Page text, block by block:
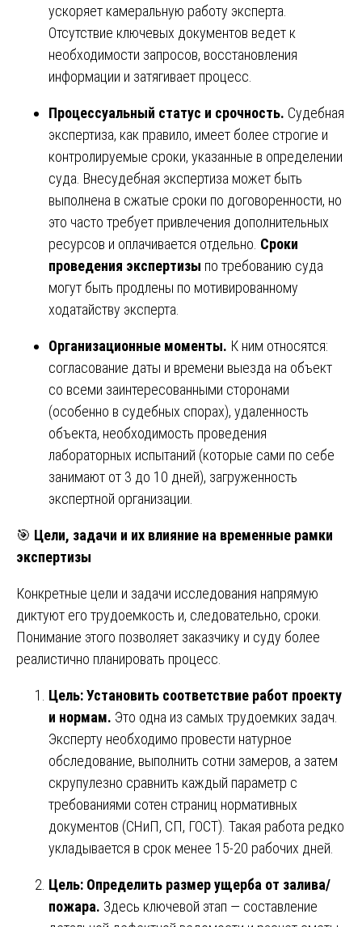
ускоряет камеральную работу эксперта.
Отсутствие ключевых документов ведет к
необходимости запросов, восстановления
информации и затягивает процесс.
Процессуальный статус и срочность. Судебная
экспертиза, как правило, имеет более строгие и
контролируемые сроки, указанные в определении
суда. Внесудебная экспертиза может быть
выполнена в сжатые сроки по договоренности, но
это часто требует привлечения дополнительных
ресурсов и оплачивается отдельно. Сроки
проведения экспертизы по требованию суда
могут быть продлены по мотивированному
ходатайству эксперта.
Организационные моменты. К ним относятся:
согласование даты и времени выезда на объект
со всеми заинтересованными сторонами
(особенно в судебных спорах), удаленность
объекта, необходимость проведения
лабораторных испытаний (которые сами по себе
занимают от 3 до 10 дней), загруженность
экспертной организации.
🎯 Цели, задачи и их влияние на временные рамки
экспертизы
Конкретные цели и задачи исследования напрямую
диктуют его трудоемкость и, следовательно, сроки.
Понимание этого позволяет заказчику и суду более
реалистично планировать процесс.
Цель: Установить соответствие работ проекту
и нормам. Это одна из самых трудоемких задач.
Эксперту необходимо провести натурное
обследование, выполнить сотни замеров, а затем
скрупулезно сравнить каждый параметр с
требованиями сотен страниц нормативных
документов (СНиП, СП, ГОСТ). Такая работа редко
укладывается в срок менее 15-20 рабочих дней.
Цель: Определить размер ущерба от залива/
пожара. Здесь ключевой этап — составление